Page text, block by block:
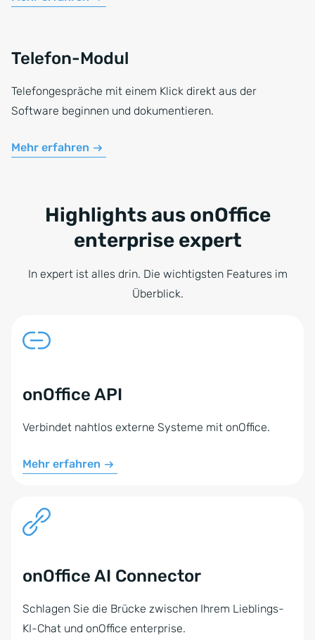
Telefon-Modul
Telefongespräche mit einem Klick direkt aus der
Software beginnen und dokumentieren.
Mehr erfahren
Highlights aus onOffice
enterprise expert
In expert ist alles drin. Die wichtigsten Features im
Überblick.
onOffice API
Verbindet nahtlos externe Systeme mit onOffice.
Mehr erfahren
onOffice AI Connector
Schlagen Sie die Brücke zwischen Ihrem Lieblings-
KI-Chat und onOffice enterprise.